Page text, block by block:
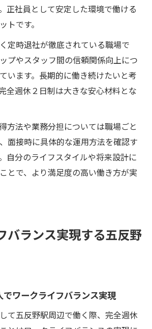
正社員として安定した環境で働ける
トです。
定時退社が徹底されている職場で
プやスタッフ間の信頼関係向上につ
います。長期的に働き続けたいと考
全週休２日制は大きな安心材料とな
方法や業務分担については職場ごと
面接時に具体的な運用方法を確認す
自分のライフスタイルや将来設計に
とで、より満足度の高い働き方が実
バランス実現する五反野
でワークライフバランス実現
て五反野駅周辺で働く際、完全週休